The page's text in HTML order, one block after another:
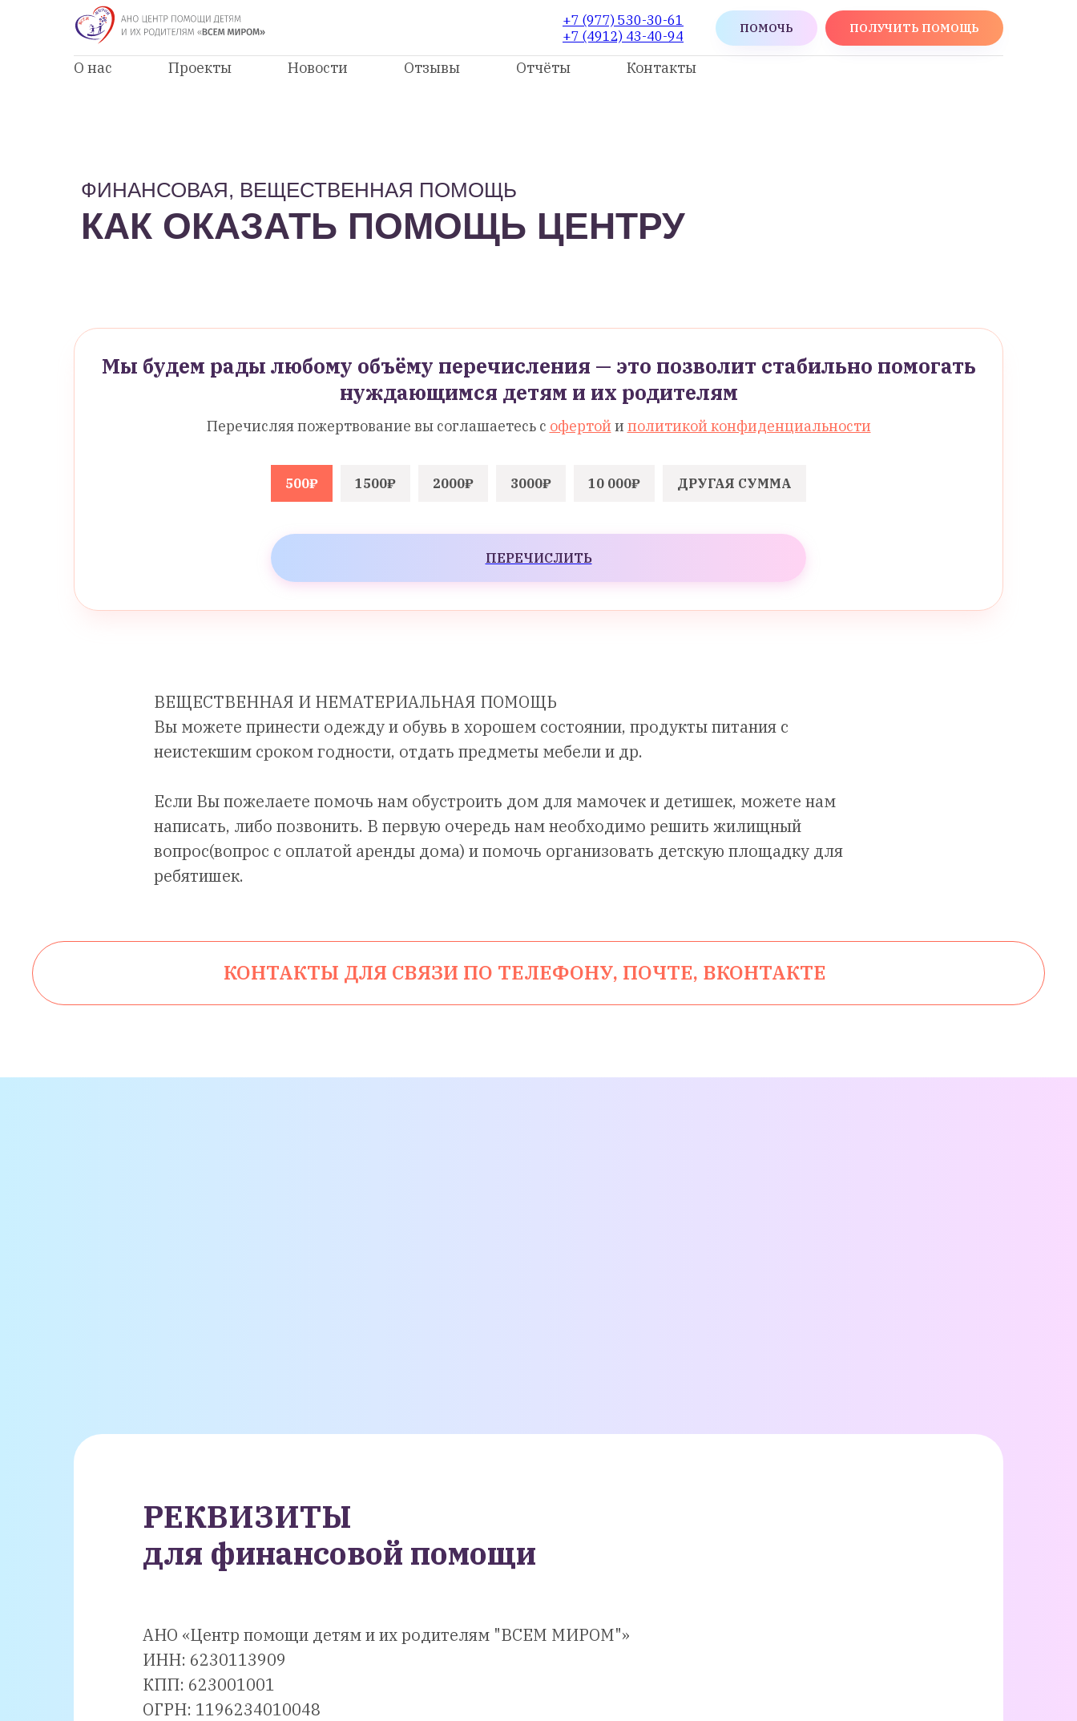
+7 (977) 530-30-61
+7 (4912) 43-40-94
ПОМОЧЬ ПОЛУЧИТЬ ПОМОЩЬ
О нас Проекты Новости Отзывы Отчёты Контакты
ФИНАНСОВАЯ, ВЕЩЕСТВЕННАЯ ПОМОЩЬ
КАК ОКАЗАТЬ ПОМОЩЬ ЦЕНТРУ
Мы будем рады любому объёму перечисления — это позволит стабильно помогать
нуждающимся детям и их родителям
Перечисляя пожертвование вы соглашаетесь с офертой и политикой конфиденциальности
500₽ 1500₽ 2000₽ 3000₽ 10 000₽ ДРУГАЯ СУММА
ПЕРЕЧИСЛИТЬ
ВЕЩЕСТВЕННАЯ И НЕМАТЕРИАЛЬНАЯ ПОМОЩЬ
Вы можете принести одежду и обувь в хорошем состоянии, продукты питания с
неистекшим сроком годности, отдать предметы мебели и др.
Если Вы пожелаете помочь нам обустроить дом для мамочек и детишек, можете нам
написать, либо позвонить. В первую очередь нам необходимо решить жилищный
вопрос(вопрос с оплатой аренды дома) и помочь организовать детскую площадку для
ребятишек.
КОНТАКТЫ ДЛЯ СВЯЗИ ПО ТЕЛЕФОНУ, ПОЧТЕ, ВКОНТАКТЕ
РЕКВИЗИТЫ
для финансовой помощи
АНО «Центр помощи детям и их родителям "ВСЕМ МИРОМ"»
ИНН: 6230113909
КПП: 623001001
ОГРН: 1196234010048